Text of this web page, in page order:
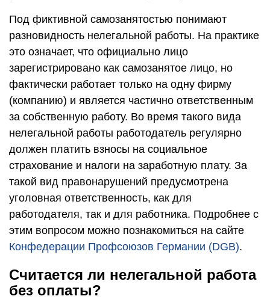
Под фиктивной самозанятостью понимают
разновидность нелегальной работы. На практике
это означает, что официально лицо
зарегистрировано как самозанятое лицо, но
фактически работает только на одну фирму
(компанию) и является частично ответственным
за собственную работу. Во время такого вида
нелегальной работы работодатель регулярно
должен платить взносы на социальное
страхование и налоги на заработную плату. За
такой вид правонарушений предусмотрена
уголовная ответственность, как для
работодателя, так и для работника. Подробнее с
этим вопросом можно познакомиться на сайте
Конфедерации Профсоюзов Германии (DGB).
Считается ли нелегальной работа
без оплаты?